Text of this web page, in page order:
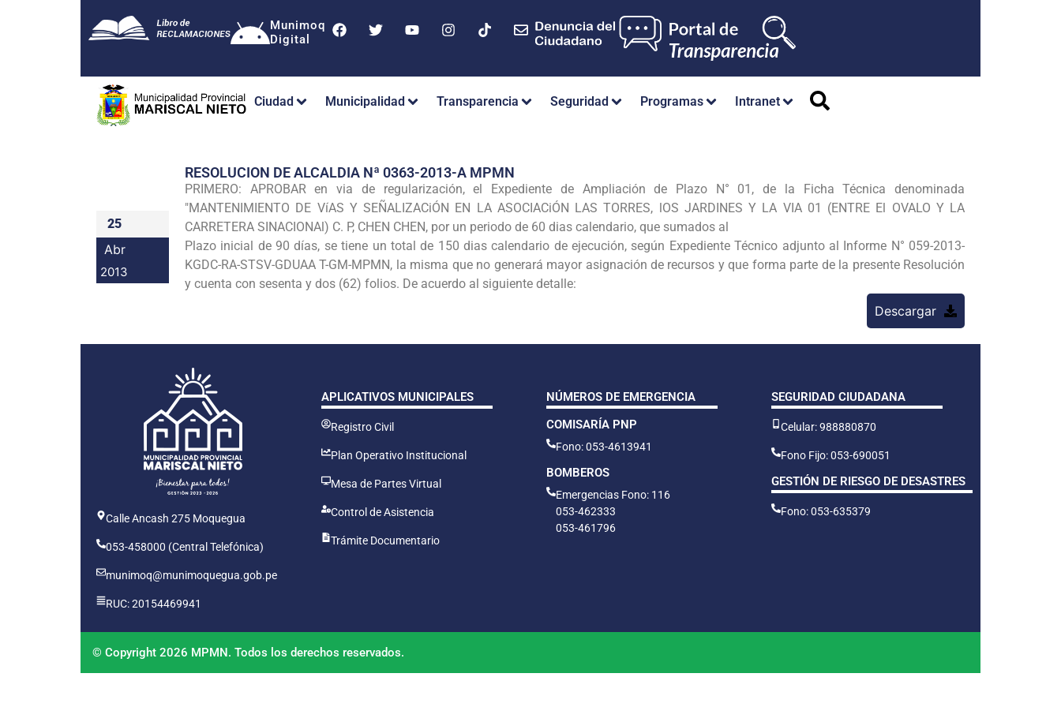
Munimoq
Digital
Ciudad Municipalidad Transparencia Seguridad Programas Intranet
25
Abr
2013
RESOLUCION DE ALCALDIA Nª 0363-2013-A MPMN
PRIMERO: APROBAR en via de regularización, el Expediente de Ampliación de Plazo N° 01, de la Ficha Técnica denominada
"MANTENIMIENTO DE VíAS Y SEÑALIZACiÓN EN LA ASOCIACiÓN LAS TORRES, lOS JARDINES Y LA VIA 01 (ENTRE El OVALO Y LA
CARRETERA SINACIONAl) C. P, CHEN CHEN, por un periodo de 60 dias calendario, que sumados al
Plazo inicial de 90 días, se tiene un total de 150 dias calendario de ejecución, según Expediente Técnico adjunto al Informe N° 059-2013-
KGDC-RA-STSV-GDUAA T-GM-MPMN, la misma que no generará mayor asignación de recursos y que forma parte de la presente Resolución
y cuenta con sesenta y dos (62) folios. De acuerdo al siguiente detalle:
Descargar
Calle Ancash 275 Moquegua
053-458000 (Central Telefónica)
munimoq@munimoquegua.gob.pe
RUC: 20154469941
APLICATIVOS MUNICIPALES
Registro Civil
Plan Operativo Institucional
Mesa de Partes Virtual
Control de Asistencia
Trámite Documentario
NÚMEROS DE EMERGENCIA
COMISARÍA PNP
Fono: 053-4613941
BOMBEROS
Emergencias Fono: 116
053-462333
053-461796
SEGURIDAD CIUDADANA
Celular: 988880870
Fono Fijo: 053-690051
GESTIÓN DE RIESGO DE DESASTRES
Fono: 053-635379
© Copyright 2026 MPMN. Todos los derechos reservados.